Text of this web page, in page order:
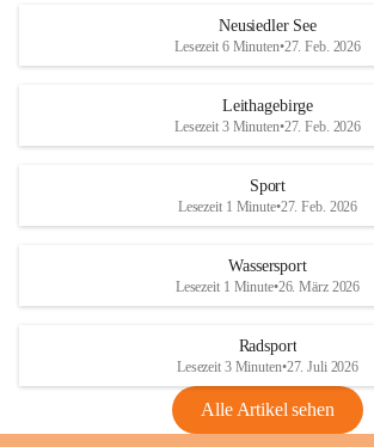
S
und den daraus folgenden wirtschaftlichen
Maßnahmen zur Bekämpfung
Rebe und der Amerikanischen
Anhang VBl. EU Nr. 18
1 Seite•1,4 MB
VBl. EU Nr. 18_2026
r
S
Neusiedler See
Lesezeit 6 Minuten•27. Feb. 2026
Leithagebirge
Lesezeit 3 Minuten•27. Feb. 2026
Sport
Lesezeit 1 Minute•27. Feb. 2026
Wassersport
Lesezeit 1 Minute•26. März 2026
Radsport
Lesezeit 3 Minuten•27. Juli 2026
Alle Artikel sehen